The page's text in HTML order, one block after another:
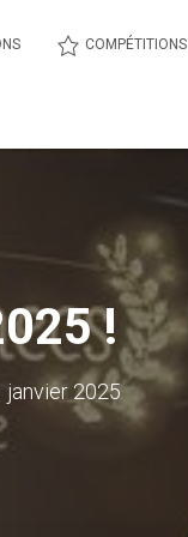
COMPÉTITIONS
!
janvier 2025